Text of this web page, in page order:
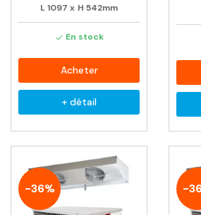
L1097 x H 542mm
 En stock
Acheter
+ détail
-36% -